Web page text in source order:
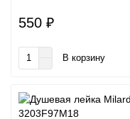
550 ₽
В корзину